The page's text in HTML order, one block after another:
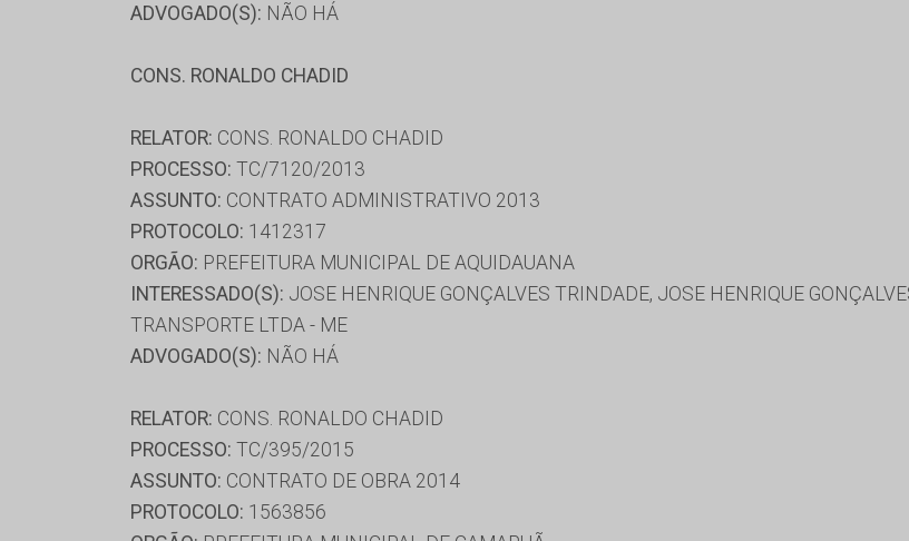
ADVOGADO(S): NÃO HÁ
CONS. RONALDO CHADID
RELATOR: CONS. RONALDO CHADID
PROCESSO: TC/7120/2013
ASSUNTO: CONTRATO ADMINISTRATIVO 2013
PROTOCOLO: 1412317
ORGÃO: PREFEITURA MUNICIPAL DE AQUIDAUANA
INTERESSADO(S): JOSE HENRIQUE GONÇALVES TRINDADE, JOSE HENRIQUE
TRANSPORTE LTDA - ME
ADVOGADO(S): NÃO HÁ
RELATOR: CONS. RONALDO CHADID
PROCESSO: TC/395/2015
ASSUNTO: CONTRATO DE OBRA 2014
PROTOCOLO: 1563856